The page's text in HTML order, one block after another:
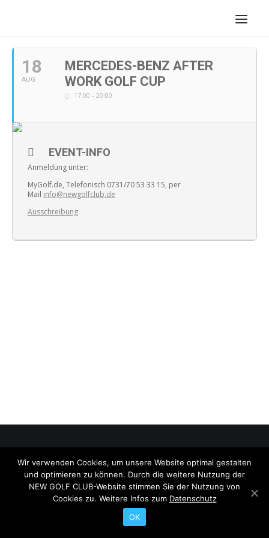
Search
18
AUG
MERCEDES-BENZ AFTER
WORK GOLF CUP
17:00 - 20:00
EVENT-INFO
Anmeldung unter:
MyGolf.de, Telefonisch 0731/70 53 33 15, per
Mail info@newgolfclub.de
Ausschreibung
© 2026 NEW GOLF CLUB. All rights reserved
Wir verwenden Cookies, um unsere Website optimal gestalten
und optimieren zu können. Durch die weitere Nutzung der
NEW GOLF CLUB-Website stimmen Sie der Nutzung von
Cookies zu. Weitere Infos zum Datenschutz
OK